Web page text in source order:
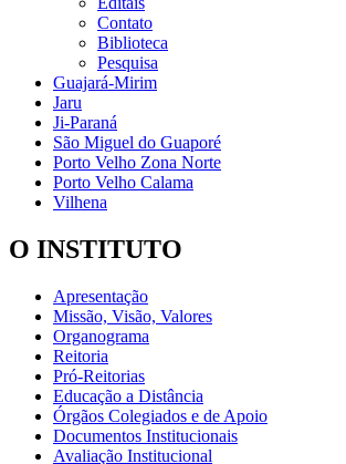
Contato
Biblioteca
Pesquisa
Guajará-Mirim
Jaru
Ji-Paraná
São Miguel do Guaporé
Porto Velho Zona Norte
Porto Velho Calama
Vilhena
O INSTITUTO
Apresentação
Missão, Visão, Valores
Organograma
Reitoria
Pró-Reitorias
Educação a Distância
Órgãos Colegiados e de Apoio
Documentos Institucionais
Avaliação Institucional